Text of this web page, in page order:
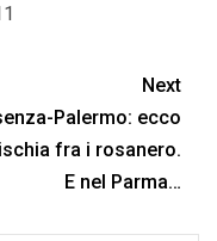
Next
Palermo: ecco
fra i rosanero.
E nel Parma…